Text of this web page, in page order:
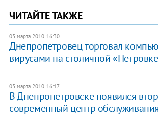
ЧИТАЙТЕ ТАКЖЕ
03 марта 2010, 16:30
Днепропетровец торговал
вирусами на столичной
03 марта 2010, 16:17
В Днепропетровске появился
современный центр